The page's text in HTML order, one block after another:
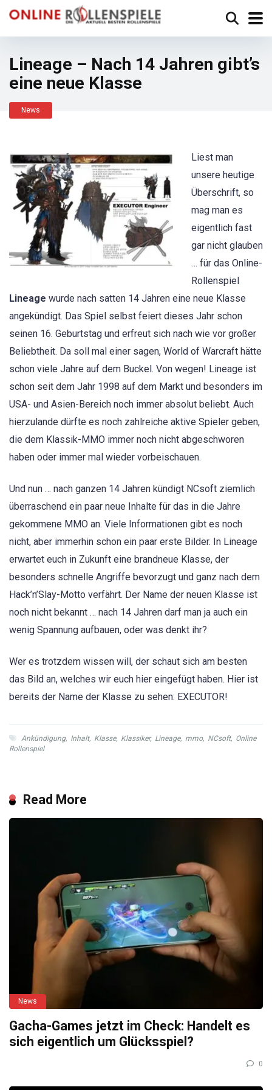
Lineage – Nach 14 Jahren gibt’s
eine neue Klasse
News
Liest man
unsere heutige
Überschrift, so
mag man es
eigentlich fast
gar nicht glauben
… für das Online-
Rollenspiel
Lineage wurde nach satten 14 Jahren eine neue Klasse
angekündigt. Das Spiel selbst feiert dieses Jahr schon
seinen 16. Geburtstag und erfreut sich nach wie vor großer
Beliebtheit. Da soll mal einer sagen, World of Warcraft hätte
schon viele Jahre auf dem Buckel. Von wegen! Lineage ist
schon seit dem Jahr 1998 auf dem Markt und besonders im
USA- und Asien-Bereich noch immer absolut beliebt. Auch
hierzulande dürfte es noch zahlreiche aktive Spieler geben,
die dem Klassik-MMO immer noch nicht abgeschworen
haben oder immer mal wieder vorbeischauen.
Und nun … nach ganzen 14 Jahren kündigt NCsoft ziemlich
überraschend ein paar neue Inhalte für das in die Jahre
gekommene MMO an. Viele Informationen gibt es noch
nicht, aber immerhin schon ein paar erste Bilder. In Lineage
erwartet euch in Zukunft eine brandneue Klasse, der
besonders schnelle Angriffe bevorzugt und ganz nach dem
Hack’n’Slay-Motto verfährt. Der Name der neuen Klasse ist
noch nicht bekannt … nach 14 Jahren darf man ja auch ein
wenig Spannung aufbauen, oder was denkt ihr?
Wer es trotzdem wissen will, der schaut sich am besten
das Bild an, welches wir euch hier eingefügt haben. Hier ist
bereits der Name der Klasse zu sehen: EXECUTOR!
Ankündigung, Inhalt, Klasse, Klassiker, Lineage, mmo, NCsoft, Online
Rollenspiel
Read More
News
Gacha-Games jetzt im Check: Handelt es
sich eigentlich um Glücksspiel?
0